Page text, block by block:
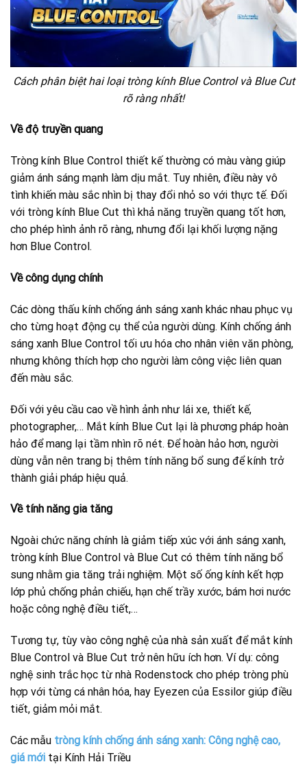
Cách phân biệt hai loại tròng kính Blue Control và Blue Cut
rõ ràng nhất!
Về độ truyền quang
Tròng kính Blue Control thiết kế thường có màu vàng giúp
giảm ánh sáng mạnh làm dịu mắt. Tuy nhiên, điều này vô
tình khiến màu sắc nhìn bị thay đổi nhỏ so với thực tế. Đối
với tròng kính Blue Cut thì khả năng truyền quang tốt hơn,
cho phép hình ảnh rõ ràng, nhưng đổi lại khối lượng nặng
hơn Blue Control.
Về công dụng chính
Các dòng thấu kính chống ánh sáng xanh khác nhau phục vụ
cho từng hoạt động cụ thể của người dùng. Kính chống ánh
sáng xanh Blue Control tối ưu hóa cho nhân viên văn phòng,
nhưng không thích hợp cho người làm công việc liên quan
đến màu sắc.
Đối với yêu cầu cao về hình ảnh như lái xe, thiết kế,
photographer,… Mắt kính Blue Cut lại là phương pháp hoàn
hảo để mang lại tầm nhìn rõ nét. Để hoàn hảo hơn, người
dùng vẫn nên trang bị thêm tính năng bổ sung để kính trở
thành giải pháp hiệu quả.
Về tính năng gia tăng
Ngoài chức năng chính là giảm tiếp xúc với ánh sáng xanh,
tròng kính Blue Control và Blue Cut có thêm tính năng bổ
sung nhằm gia tăng trải nghiệm. Một số ống kính kết hợp
lớp phủ chống phản chiếu, hạn chế trầy xước, bám hơi nước
hoặc công nghệ điều tiết,…
Tương tự, tùy vào công nghệ của nhà sản xuất để mắt kính
Blue Control và Blue Cut trở nên hữu ích hơn. Ví dụ: công
nghệ sinh trắc học từ nhà Rodenstock cho phép tròng phù
hợp với từng cá nhân hóa, hay Eyezen của Essilor giúp điều
tiết, giảm mỏi mắt.
Các mẫu tròng kính chống ánh sáng xanh: Công nghệ cao,
giá mới tại Kính Hải Triều